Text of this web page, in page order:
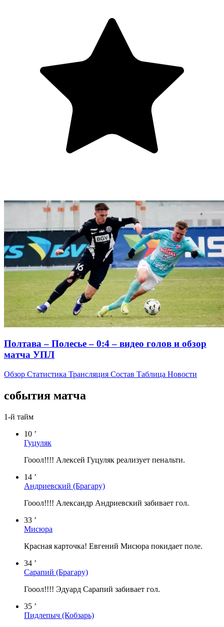
Полтава – Полесье – 0:4 – видео голов и обзор
матча УПЛ
Обзор Статистика Трансляция Состав Таблица Новости
события матча
1-й тайм
10 ’
Гуцуляк
Гооол!!!! Алексей Гуцуляк реализует пенальти.
14 ’
Андриевский (Брагару)
Гооол!!!! Александр Андриевский забивает гол.
33 ’
Мисюра
Красная карточка! Евгений Мисюра покидает поле.
34 ’
Сарапий (Брагару)
Гооол!!!! Эдуард Сарапий забивает гол.
35 ’
Пидлепыч (Кобзарь)